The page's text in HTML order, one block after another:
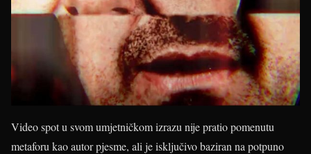
Video spot u svom umjetničkom izrazu nije pratio pomenutu
metaforu kao autor pjesme, ali je isključivo baziran na potpuno